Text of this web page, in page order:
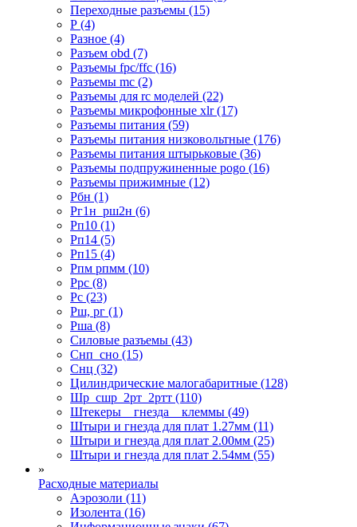
Переходные разъемы (15)
Р (4)
Разное (4)
Разъем obd (7)
Разъемы fpc/ffc (16)
Разъемы mc (2)
Разъемы для rc моделей (22)
Разъемы микрофонные xlr (17)
Разъемы питания (59)
Разъемы питания низковольтные (176)
Разъемы питания штырьковые (36)
Разъемы подпружиненные pogo (16)
Разъемы прижимные (12)
Рбн (1)
Рг1н_рш2н (6)
Рп10 (1)
Рп14 (5)
Рп15 (4)
Рпм рпмм (10)
Ррс (8)
Рс (23)
Рш, рг (1)
Рша (8)
Силовые разъемы (43)
Снп_сно (15)
Снц (32)
Цилиндрические малогабаритные (128)
Шр_сшр_2рт_2ртт (110)
Штекеры _ гнезда _ клеммы (49)
Штыри и гнезда для плат 1.27мм (11)
Штыри и гнезда для плат 2.00мм (25)
Штыри и гнезда для плат 2.54мм (55)
»
Расходные материалы
Аэрозоли (11)
Изолента (16)